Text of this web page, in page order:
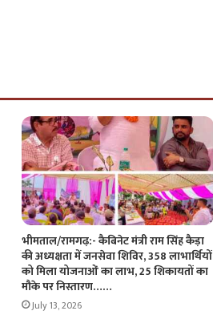
भीमताल/रामगढ़:- कैबिनेट मंत्री राम सिंह कैड़ा
की अध्यक्षता में जनसेवा शिविर, 358 लाभार्थियों
को मिला योजनाओं का लाभ, 25 शिकायतों का
मौके पर निस्तारण……
July 13, 2026